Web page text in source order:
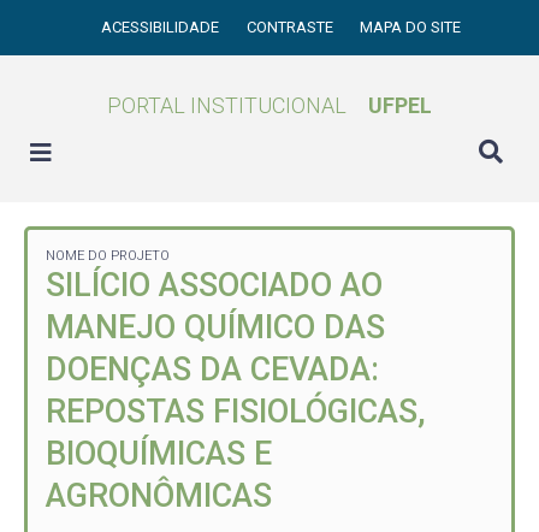
ACESSIBILIDADE CONTRASTE MAPA DO SITE
PORTAL INSTITUCIONAL UFPEL
NOME DO PROJETO
SILÍCIO ASSOCIADO AO
MANEJO QUÍMICO DAS
DOENÇAS DA CEVADA:
REPOSTAS FISIOLÓGICAS,
BIOQUÍMICAS E
AGRONÔMICAS